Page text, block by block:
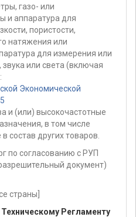
газо- или
и аппаратура для
пористости,
натяжения или
для измерения или
звука или света (включая
Экономической
и (или) высокочастотные
в том числе
состав других товаров.
по согласованию с РУП
документ)
страны]
Регламенту